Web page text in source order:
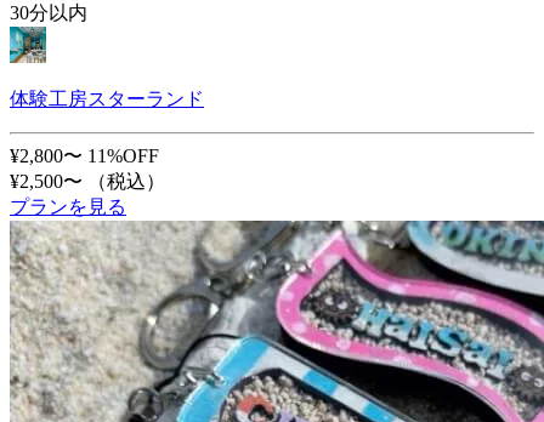
30分以内
体験工房スターランド
¥2,800〜 11%OFF
¥2,500〜
（税込）
プランを見る